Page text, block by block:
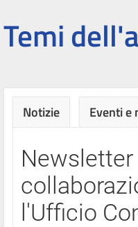
Temi
Notizie Eventi e
l'Ufficio